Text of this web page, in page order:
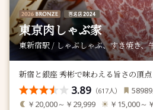
東京肉しゃぶ家
東新宿駅 / しゃぶしゃぶ、すき焼き、
新宿と銀座 秀彬で味わえる旨さの頂
3.89 （617人） 58989
￥20,000～￥29,999 ￥15,000～